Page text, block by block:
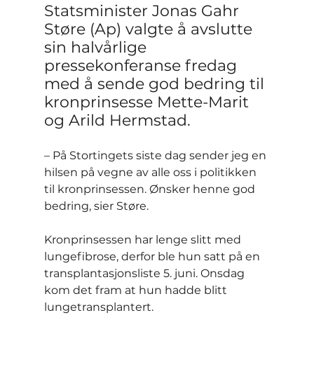
Statsminister Jonas Gahr
Støre (Ap) valgte å avslutte
sin halvårlige
pressekonferanse fredag
med å sende god bedring til
kronprinsesse Mette-Marit
og Arild Hermstad.
– På Stortingets siste dag sender jeg en
hilsen på vegne av alle oss i politikken
til kronprinsessen. Ønsker henne god
bedring, sier Støre.
Kronprinsessen har lenge slitt med
lungefibrose, derfor ble hun satt på en
transplantasjonsliste 5. juni. Onsdag
kom det fram at hun hadde blitt
lungetransplantert.